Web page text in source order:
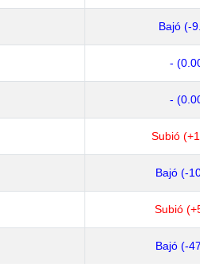
Bajó (-
-
-
Subió
Bajó (-
Subió
Bajó (-